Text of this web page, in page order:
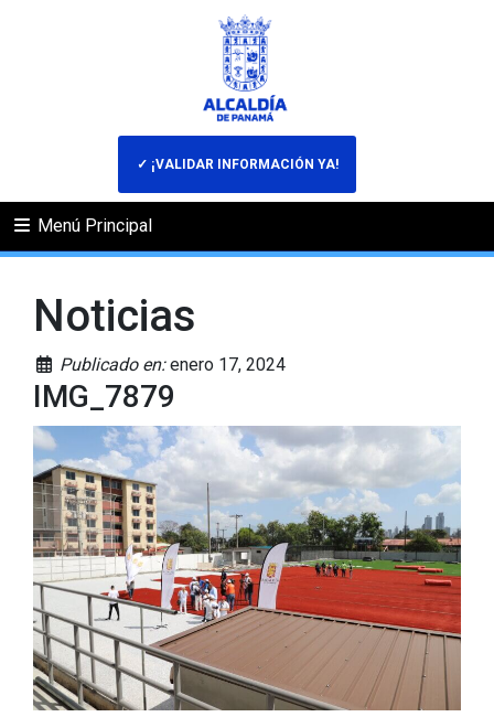
✓ ¡VALIDAR INFORMACIÓN YA!
Menú Principal
Noticias
Publicado en:enero 17, 2024
IMG_7879